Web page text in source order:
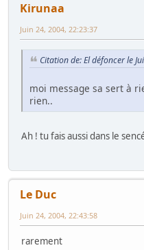
Kirunaa
Juin 24, 2004, 22:23:37
Citation de: El défoncer le
moi message sa sert à
rien..
Ah ! tu fais aussi dans le
Le Duc
Juin 24, 2004, 22:43:58
rarement